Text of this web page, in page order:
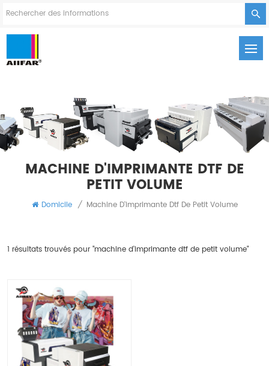
MACHINE D'IMPRIMANTE DTF DE
PETIT VOLUME
Domicile / Machine D'imprimante Dtf De Petit Volume
1 résultats trouvés pour "machine d'imprimante dtf de petit volume"